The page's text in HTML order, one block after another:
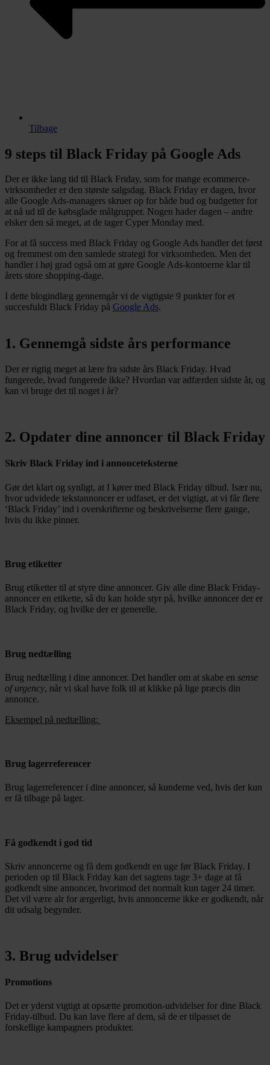
Tilbage
9 steps til Black Friday på Google Ads
Der er ikke lang tid til Black Friday, som for mange ecommerce-
virksomheder er den største salgsdag. Black Friday er dagen, hvor
alle Google Ads-managers skruer op for både bud og budgetter for
at nå ud til de købsglade målgrupper. Nogen hader dagen – andre
elsker den så meget, at de tager Cyper Monday med.
For at få success med Black Friday og Google Ads handler det først
og fremmest om den samlede strategi for virksomheden. Men det
handler i høj grad også om at gøre Google Ads-kontoerne klar til
årets store shopping-dage.
I dette blogindlæg gennemgår vi de vigtigste 9 punkter for et
succesfuldt Black Friday på Google Ads.
1. Gennemgå sidste års performance
Der er rigtig meget at lære fra sidste års Black Friday. Hvad
fungerede, hvad fungerede ikke? Hvordan var adfærden sidste år, og
kan vi bruge det til noget i år?
2. Opdater dine annoncer til Black Friday
Skriv Black Friday ind i annonceteksterne
Gør det klart og synligt, at I kører med Black Friday tilbud. Især nu,
hvor udvidede tekstannoncer er udfaset, er det vigtigt, at vi får flere
‘Black Friday’ ind i overskrifterne og beskrivelserne flere gange,
hvis du ikke pinner.
Brug etiketter
Brug etiketter til at styre dine annoncer. Giv alle dine Black Friday-
annoncer en etikette, så du kan holde styr på, hvilke annoncer der er
Black Friday, og hvilke der er generelle.
Brug nedtælling
Brug nedtælling i dine annoncer. Det handler om at skabe en sense
of urgency, når vi skal have folk til at klikke på lige præcis din
annonce.
Eksempel på nedtælling:
Brug lagerreferencer
Brug lagerreferencer i dine annoncer, så kunderne ved, hvis der kun
er få tilbage på lager.
Få godkendt i god tid
Skriv annoncerne og få dem godkendt en uge før Black Friday. I
perioden op til Black Friday kan det sagtens tage 3+ dage at få
godkendt sine annoncer, hvorimod det normalt kun tager 24 timer.
Det vil være alr for ærgerligt, hvis annoncerne ikke er godkendt, når
dit udsalg begynder.
3. Brug udvidelser
Promotions
Det er yderst vigtigt at opsætte promotion-udvidelser for dine Black
Friday-tilbud. Du kan lave flere af dem, så de er tilpasset de
forskellige kampagners produkter.